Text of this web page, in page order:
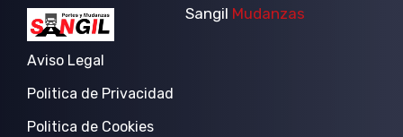
Sangil Mudanzas
Aviso Legal
Politica de Privacidad
Politica de Cookies